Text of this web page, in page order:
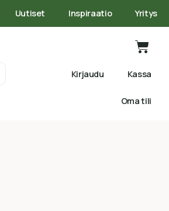
Uutiset Inspiraatio Yritys
Kirjaudu Kassa
Oma tili